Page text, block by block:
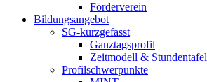
Förderverein
Bildungsangebot
SG-kurzgefasst
Ganztagsprofil
Zeitmodell & Stundentafel
Profilschwerpunkte